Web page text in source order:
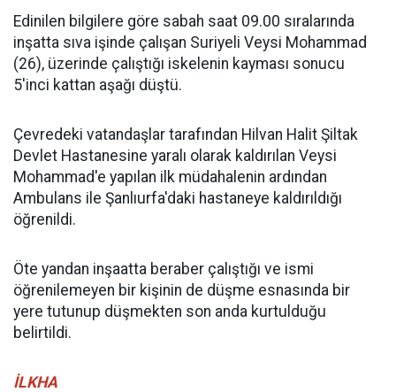
Edinilen bilgilere göre sabah saat 09.00 sıralarında
inşatta sıva işinde çalışan Suriyeli Veysi Mohammad
(26), üzerinde çalıştığı iskelenin kayması sonucu
5'inci kattan aşağı düştü.
Çevredeki vatandaşlar tarafından Hilvan Halit Şiltak
Devlet Hastanesine yaralı olarak kaldırılan Veysi
Mohammad'e yapılan ilk müdahalenin ardından
Ambulans ile Şanlıurfa'daki hastaneye kaldırıldığı
öğrenildi.
Öte yandan inşaatta beraber çalıştığı ve ismi
öğrenilemeyen bir kişinin de düşme esnasında bir
yere tutunup düşmekten son anda kurtulduğu
belirtildi.
İLKHA